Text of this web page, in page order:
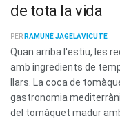
de tota la vida
PER RAMUNÉ JAGELAVICUTE
Quan arriba l'estiu, les
amb ingredients de
llars. La coca de
gastronomia
del tomàquet madur